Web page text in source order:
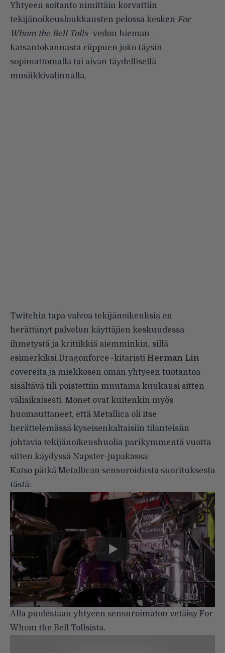
Yhtyeen soitanto nimittäin korvattiin
tekijänoikeusloukkausten pelossa kesken For
Whom the Bell Tolls -vedon hieman
katsantokannasta riippuen joko täysin
sopimattomalla tai aivan täydellisellä
musiikkivalinnalla.
Twitchin tapa valvoa tekijänoikeuksia on
herättänyt palvelun käyttäjien keskuudessa
ihmetystä ja kritiikkiä aiemminkin, sillä
esimerkiksi Dragonforce -kitaristi Herman Lin
covereita ja miekkosen oman yhtyeen tuotantoa
sisältävä tili poistettiin muutama kuukausi sitten
väliaikaisesti. Monet ovat kuitenkin myös
huomauttaneet, että Metallica oli itse
herättelemässä kyseisenkaltaisiin tilanteisiin
johtavia tekijänoikeushuolia parikymmentä vuotta
sitten käydyssä Napster-jupakassa.
Katso pätkä Metallican sensuroidusta suorituksesta
tästä:
Alla puolestaan yhtyeen sensuroimaton vetäisy For
Whom the Bell Tollsista.